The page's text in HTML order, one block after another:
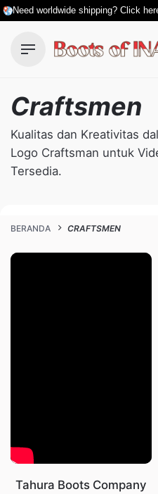
Skip
to
content
Need worldwide shipping? Click
Craftsmen
Kualitas dan Kreativitas
Logo Craftsman untuk
Tersedia.
BERANDA CRAFTSMEN
Tahura Boots Company